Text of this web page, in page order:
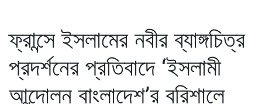
ফ্রান্সে ইসলামের নবীর ব্যাঙ্গচিত্র
প্রদর্শনের প্রতিবাদে ‘ইসলামী
আন্দোলন বাংলাদেশ’র বরিশালে